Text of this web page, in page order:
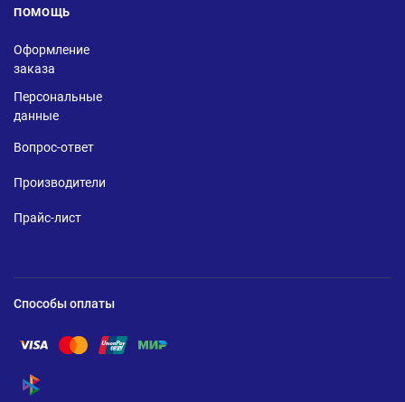
ПОМОЩЬ
Оформление
заказа
Персональные
данные
Вопрос-ответ
Производители
Прайс-лист
Способы оплаты
Помощь по оплате Visa
Помощь по оплате Mastercard
Помощь по оплате UnionPay
Помощь по оплате Мир
Помощь по оплате СБП